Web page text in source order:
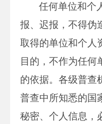
任何单位和个
报、迟报，不得伪
取得的单位和个人
目的，不作为任何
的依据。各级普查
普查中所知悉的国
秘密、个人信息，